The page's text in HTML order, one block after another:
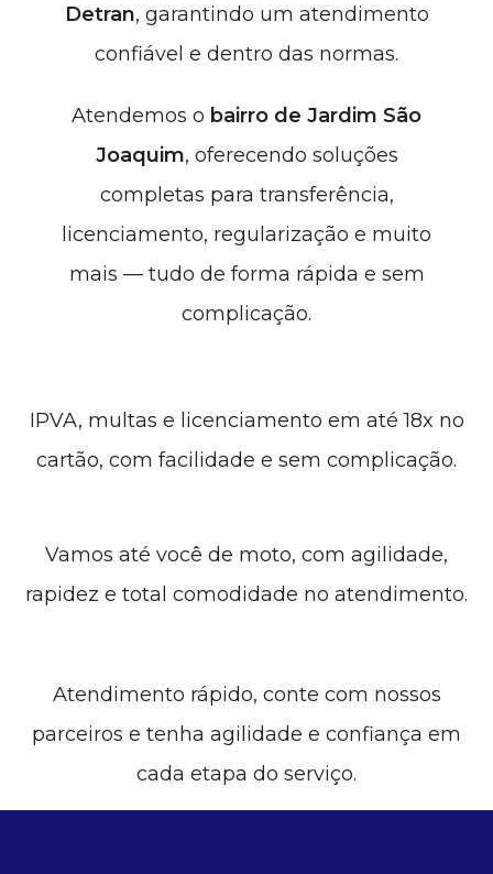
Detran, garantindo um atendimento
confiável e dentro das normas.
Atendemos o bairro de Jardim São
Joaquim, oferecendo soluções
completas para transferência,
licenciamento, regularização e muito
mais — tudo de forma rápida e sem
complicação.
IPVA, multas e licenciamento em até 18x no
cartão, com facilidade e sem complicação.
Vamos até você de moto, com agilidade,
rapidez e total comodidade no atendimento.
Atendimento rápido, conte com nossos
parceiros e tenha agilidade e confiança em
cada etapa do serviço.